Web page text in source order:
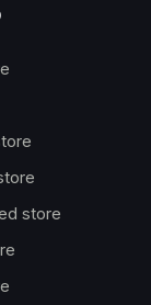
store